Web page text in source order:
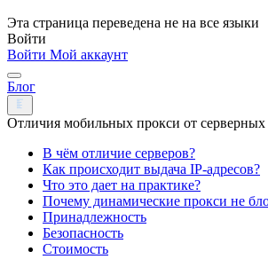
Эта страница переведена не на все языки
Войти
Войти Мой аккаунт
Блог
Отличия мобильных прокси от
В чём отличие серверов?
Как происходит выдача IP-адресов?
Что это дает на практике?
Почему динамические прокси не
Принадлежность
Безопасность
Стоимость